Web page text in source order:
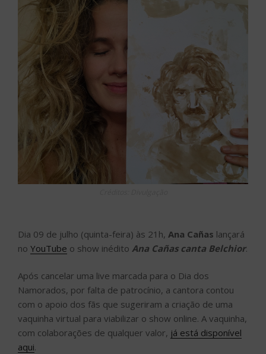
Dia 09 de julho (quinta-feira) às 21h, Ana Cañas lançará
no YouTube o show inédito Ana Cañas canta Belchior.
Após cancelar uma live marcada para o Dia dos
Namorados, por falta de patrocínio, a cantora contou
com o apoio dos fãs que sugeriram a criação de uma
vaquinha virtual para viabilizar o show online. A vaquinha,
com colaborações de qualquer valor, já está disponível
aqui.